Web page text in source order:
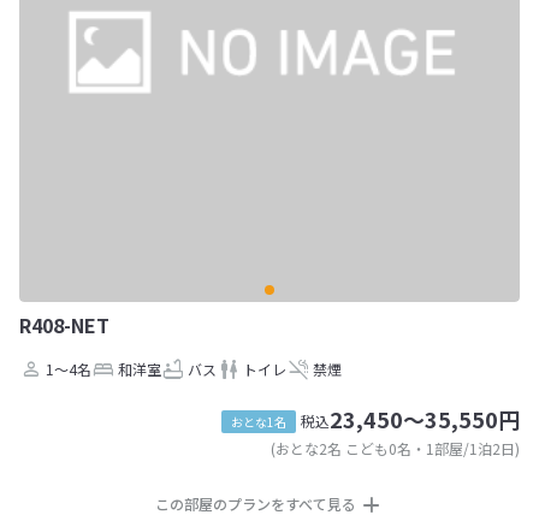
R408-NET
1～4名 和洋室 バス トイレ 禁煙
おとな1名 税込23,450～35,550円
(おとな2名 こども0名・1部屋/1泊2日)
この部屋のプランをすべて見る